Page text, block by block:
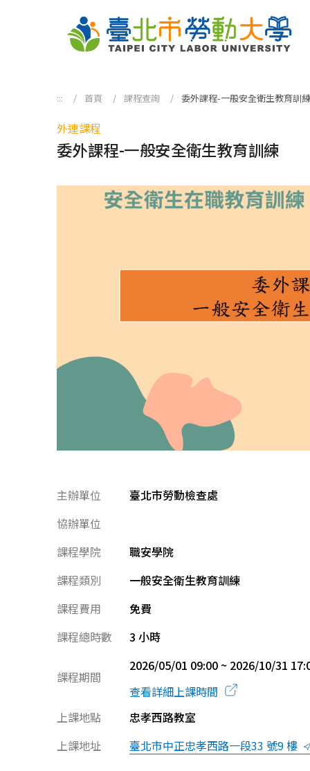
::: 首頁 課程查詢 委外課程-一般安全衛生教育訓練
外連課程
委外課程-一般安全衛生教育訓練
主辦單位
臺北市勞動檢查處
協辦單位
課程學院
職安學院
課程類別
一般安全衛生教育訓練
課程費用
免費
課程總時數
3 小時
課程期間
2026/05/01 09:00 ~ 2026/10/31
查看詳細上課時間
上課地點
忠孝西路教室
上課地址
臺北市中正忠孝西路一段33 號9 樓